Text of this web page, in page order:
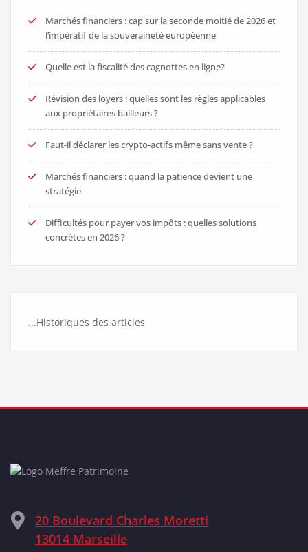
Marchés financiers : cap sur la seconde moitié de 2026 et
l’impératif de la souveraineté européenne
Quelle est la fiscalité des cagnottes en ligne?
Révision des loyers : quelles sont les règles applicables
aux propriétaires bailleurs ?
Faut-il déclarer les crypto-actifs même sans vente ?
Marchés financiers : quand la patience devient une
stratégie
Difficultés pour payer vos impôts : quelles solutions
concrètes en 2026 ?
...Historiques des articles
20 Boulevard Charles Moretti
13014 Marseille